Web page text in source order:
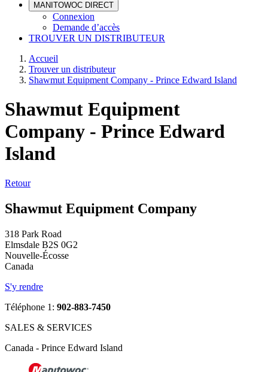
MANITOWOC DIRECT
Connexion
Demande d’accès
TROUVER UN DISTRIBUTEUR
Accueil
Trouver un distributeur
Shawmut Equipment Company - Prince Edward Island
Shawmut Equipment
Company - Prince Edward
Island
Retour
Shawmut Equipment Company
318 Park Road
Elmsdale B2S 0G2
Nouvelle-Écosse
Canada
S'y rendre
Téléphone 1: 902-883-7450
SALES & SERVICES
Canada - Prince Edward Island